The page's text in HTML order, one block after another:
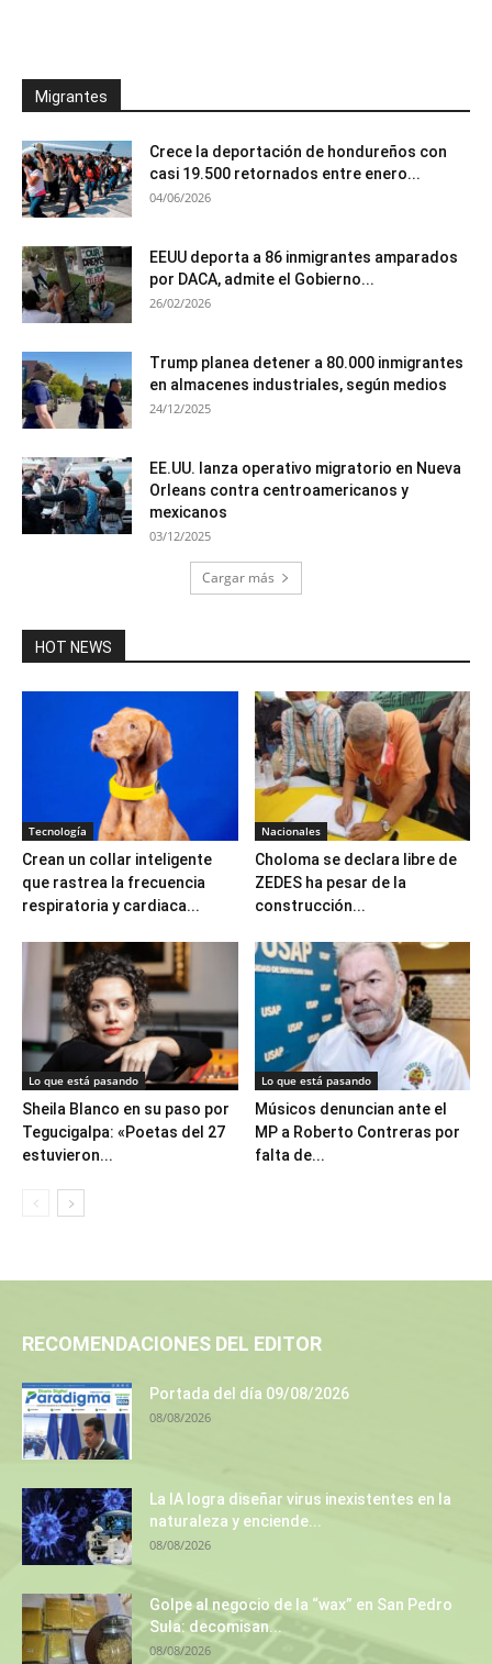
Migrantes
Crece la deportación de hondureños con
casi 19.500 retornados entre enero...
04/06/2026
EEUU deporta a 86 inmigrantes amparados
por DACA, admite el Gobierno...
26/02/2026
Trump planea detener a 80.000 inmigrantes
en almacenes industriales, según medios
24/12/2025
EE.UU. lanza operativo migratorio en Nueva
Orleans contra centroamericanos y
mexicanos
03/12/2025
Cargar más
HOT NEWS
Tecnología
Crean un collar inteligente
que rastrea la frecuencia
respiratoria y cardiaca...
Nacionales
Choloma se declara libre de
ZEDES ha pesar de la
construcción...
Lo que está pasando
Sheila Blanco en su paso por
Tegucigalpa: «Poetas del 27
estuvieron...
Lo que está pasando
Músicos denuncian ante el
MP a Roberto Contreras por
falta de...
RECOMENDACIONES DEL EDITOR
Portada del día 09/08/2026
08/08/2026
La IA logra diseñar virus inexistentes en la
naturaleza y enciende...
08/08/2026
Golpe al negocio de la “wax” en San Pedro
Sula: decomisan...
08/08/2026